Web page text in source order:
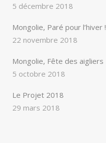
5 décembre 2018
Mongolie, Paré pour l’hiver !
22 novembre 2018
Mongolie, Fête des aigliers
5 octobre 2018
Le Projet 2018
29 mars 2018